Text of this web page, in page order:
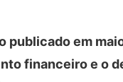
publicado em
financeiro e o